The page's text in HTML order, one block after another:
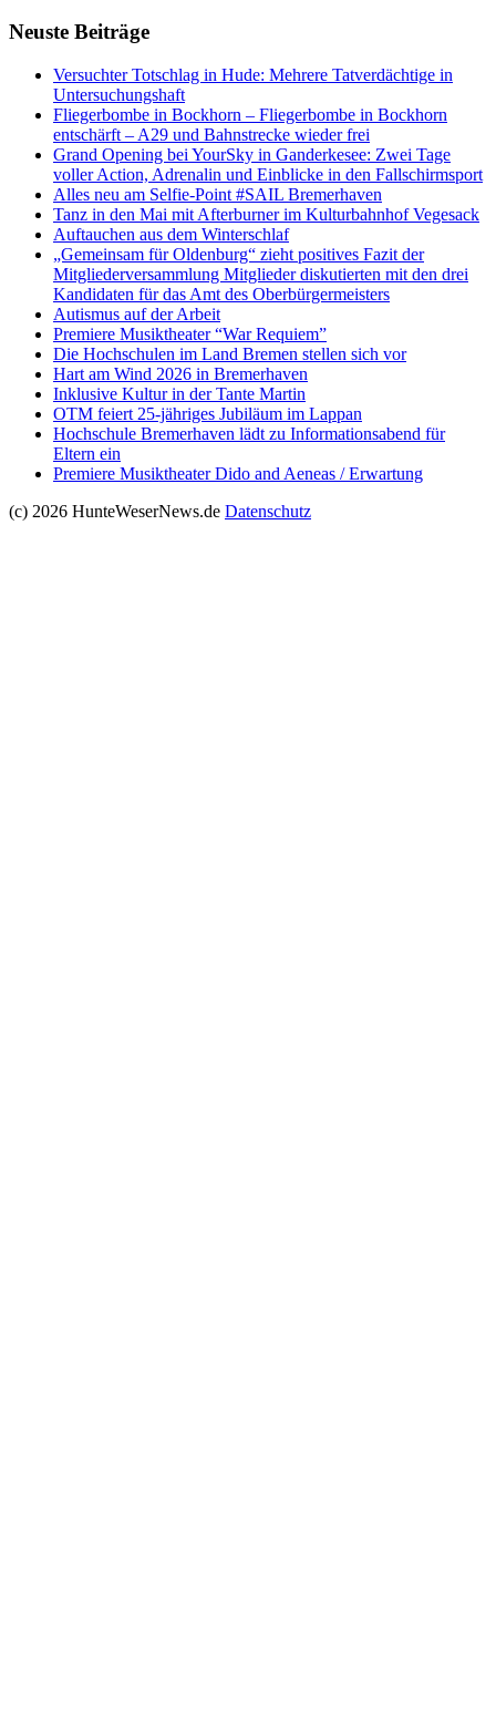
Neuste Beiträge
Versucht­er Totschlag in Hude: Mehrere Tatverdächtige in
Untersuchungshaft
Fliegerbombe in Bockhorn – Fliegerbombe in Bockhorn
entschärft – A29 und Bahnstrecke wieder frei
Grand Opening bei YourSky in Ganderkesee: Zwei Tage
voller Action, Adrenalin und Einblicke in den Fallschirmsport
Alles neu am Selfie-Point #SAIL Bremerhaven
Tanz in den Mai mit Afterburner im Kulturbahnhof Vegesack
Auftauchen aus dem Winterschlaf
„Gemeinsam für Oldenburg“ zieht positives Fazit der
Mitgliederversammlung Mitglieder diskutierten mit den drei
Kandidaten für das Amt des Oberbürgermeisters
Autismus auf der Arbeit
Premiere Musiktheater “War Requiem”
Die Hochschulen im Land Bremen stellen sich vor
Hart am Wind 2026 in Bremerhaven
Inklusive Kultur in der Tante Martin
OTM feiert 25-jähriges Jubiläum im Lappan
Hochschule Bremerhaven lädt zu Informationsabend für
Eltern ein
Premiere Musiktheater Dido and Aeneas / Erwartung
(c) 2026 HunteWeserNews.de Datenschutz